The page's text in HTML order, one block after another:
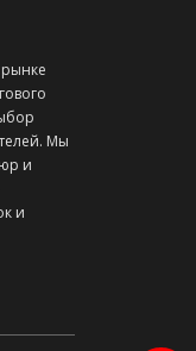
Мы
и
и